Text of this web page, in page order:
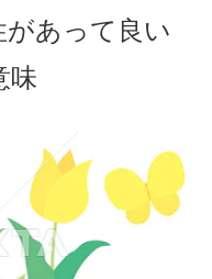
あって良い
味